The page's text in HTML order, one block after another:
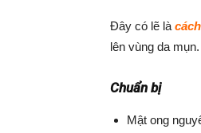
Đây có lẽ là
lên vùng da mụn.
Chuẩn bị
Mật ong